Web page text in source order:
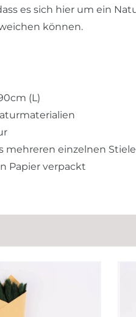
es sich hier um ein
können.
(L)
mehreren einzelnen
Papier verpackt